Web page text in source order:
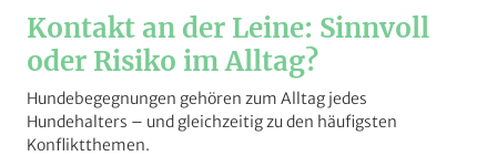
Kontakt an der Leine: Sinnvoll
oder Risiko im Alltag?
Hundebegegnungen gehören zum Alltag jedes
Hundehalters – und gleichzeitig zu den häufigsten
Konfliktthemen.